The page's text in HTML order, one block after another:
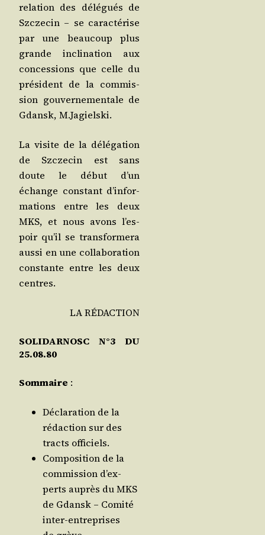
rela­tion des délé­gués de
Szc­ze­cin – se carac­té­rise
par une beau­coup plus
grande incli­na­tion aux
conces­sions que celle du
pré­sident de la com­mis­
sion gou­ver­ne­men­tale de
Gdansk, M.Jagielski.
La visite de la délé­ga­tion
de Szc­ze­cin est sans
doute le début d’un
échange constant d’in­for­
ma­tions entre les deux
MKS, et nous avons l’es­
poir qu’il se trans­for­me­ra
aus­si en une col­la­bo­ra­tion
constante entre les deux
centres.
LA RÉDACTION
SOLIDARNOSC N°3 DU
25.08.80
Som­maire :
Décla­ra­tion de la
rédac­tion sur des
tracts officiels.
Com­po­si­tion de la
com­mis­sion d’ex­
perts auprès du MKS
de Gdansk – Comi­té
inter-entre­prises